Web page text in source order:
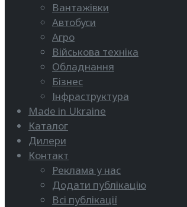
Вантажівки
Автобуси
Агро
Військова техніка
Обладнання
Бізнес
Інфраструктура
Made in Ukraine
Каталог
Дилери
Контакт
Реклама у нас
Додати публікацію
Всі публікації